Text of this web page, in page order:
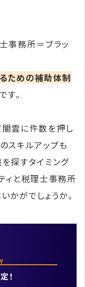
事務所＝ブラッ
ための補助体制
です。
雲に件数を押し
スキルアップも
探すタイミング
ィと税理士事務所
かがでしょうか。
！